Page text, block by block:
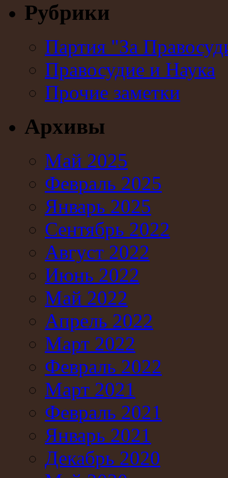
Рубрики
Партия "За
Правосудие и Наука
Прочие заметки
Архивы
Май 2025
Февраль 2025
Январь 2025
Сентябрь 2022
Август 2022
Июнь 2022
Май 2022
Апрель 2022
Март 2022
Февраль 2022
Март 2021
Февраль 2021
Январь 2021
Декабрь 2020